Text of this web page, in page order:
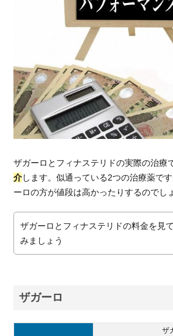
め！
5.
ザガ
ーロ
かフ
ィナ
リド
かの
判断
すす
めの
AGA
専門
ク紹
介！
5.1.
ザガーロとフィナステリドの実際の治療
介します。似通っている2つの治療薬で
ーロの方が値段は高かったりするのでし
ザガーロとフィナステリドの料金を見て
みましょう
ザガーロ
ザ